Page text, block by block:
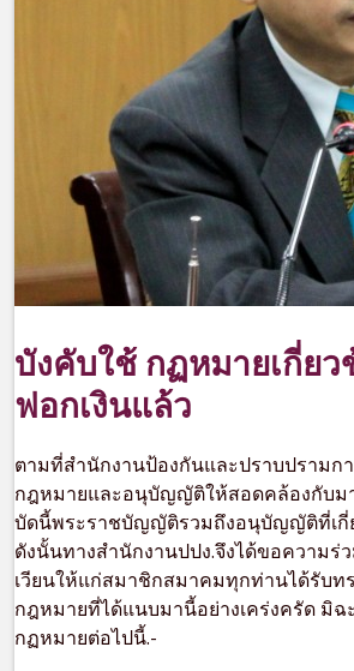
บังคับใช้ กฏหมายเกี่ย
ฟอกเงินแล้ว
ตามที่สำนักงานป้องกันและปราบปรามกา
กฎหมายและอนุบัญญัติให้สอดคล้องกับม
บัดนี้พระราชบัญญัติรวมถึงอนุบัญญัติที่เกี่
ดังนั้นทางสำนักงานปปง.จึงได้ขอความร่
เวียนให้แก่สมาชิกสมาคมทุกท่านได้รับ
กฎหมายที่ได้แนบมานี้อย่างเคร่งครัด มิ
กฏหมายต่อไปนี้.-